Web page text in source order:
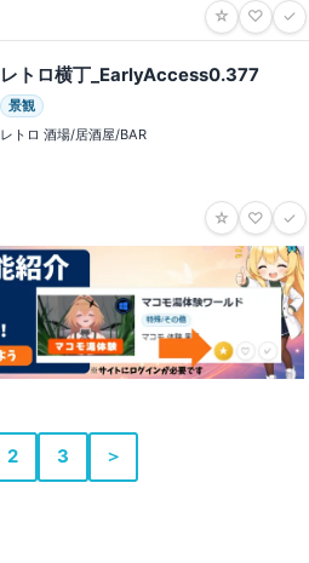
☆ ♡ ✓
レトロ横丁_EarlyAccess0․377
景観
レトロ 酒場/居酒屋/BAR
☆ ♡ ✓
2 3 ＞